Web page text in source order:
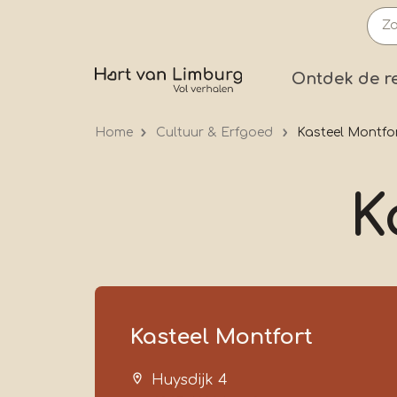
Ontdek de
Home Cultuur & Erfgoed Kasteel
Kasteel Montfort
Huysdijk 4